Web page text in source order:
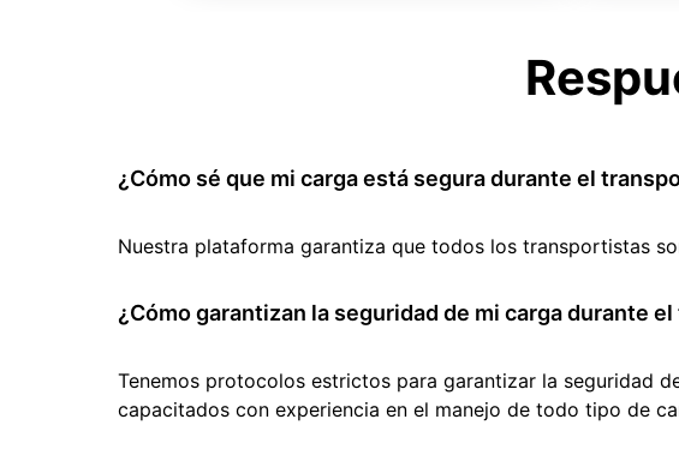
¿Cómo sé que mi carga está segura durante el
Nuestra plataforma garantiza que todos los transportistas
¿Cómo garantizan la seguridad de mi carga durante
Tenemos protocolos estrictos para garantizar la seguridad
capacitados con experiencia en el manejo de todo tipo de